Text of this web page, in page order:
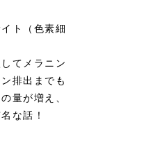
ト（色素細
てメラニン
排出までも
量が増え、
な話！